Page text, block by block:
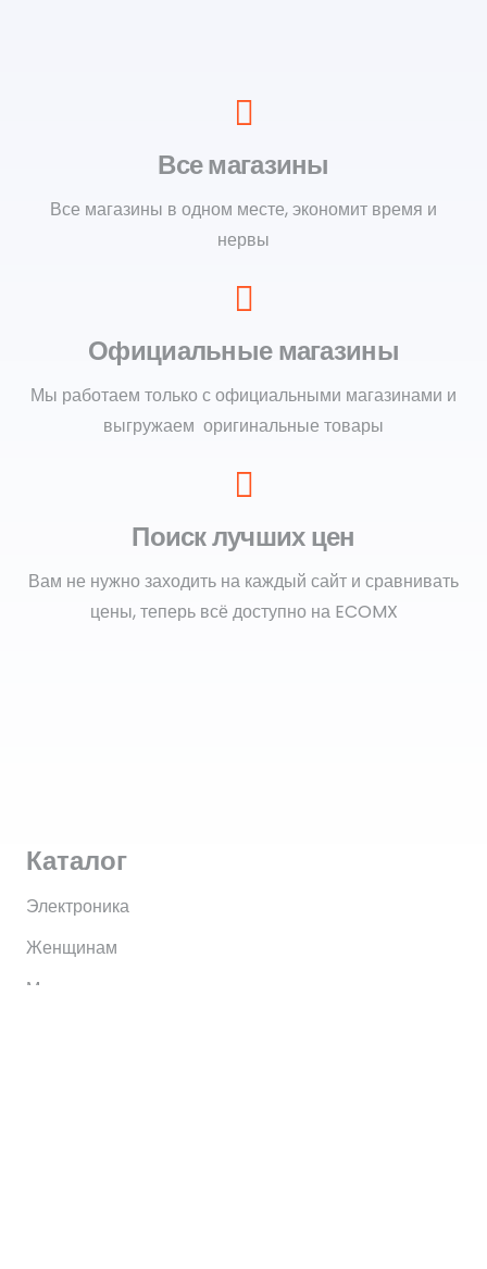
Все магазины
Все магазины в одном месте, экономит время и
нервы
Официальные магазины
Мы работаем только с официальными магазинами и
выгружаем оригинальные товары
Поиск лучших цен
Вам не нужно заходить на каждый сайт и сравнивать
цены, теперь всё доступно на ECOMX
Каталог
Электроника
Женщинам
Мужчинам